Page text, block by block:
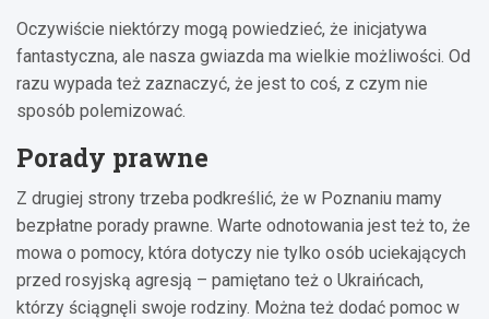
Oczywiście niektórzy mogą powiedzieć, że inicjatywa
fantastyczna, ale nasza gwiazda ma wielkie możliwości. Od
razu wypada też zaznaczyć, że jest to coś, z czym nie
sposób polemizować.
Porady prawne
Z drugiej strony trzeba podkreślić, że w Poznaniu mamy
bezpłatne porady prawne. Warte odnotowania jest też to, że
mowa o pomocy, która dotyczy nie tylko osób uciekających
przed rosyjską agresją – pamiętano też o Ukraińcach,
którzy ściągnęli swoje rodziny. Można też dodać pomoc w